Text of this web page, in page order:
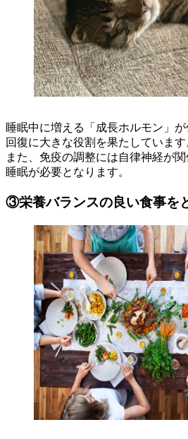
睡眠中に増える「成長ホルモン」
回復に大きな役割を果たしています
また、免疫の調整には自律神経が
睡眠が必要となります。
③栄養バランスの良い食事を